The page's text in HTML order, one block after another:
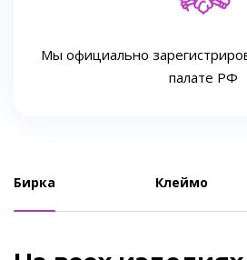
Мы официально
палате РФ
Бирка Клеймо